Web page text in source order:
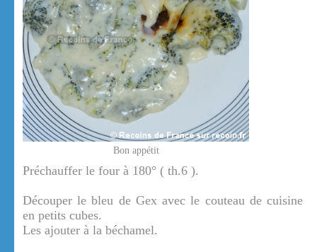
Bon appétit
Préchauffer le four à 180° ( th.6 ).
Découper le bleu de Gex avec le couteau de cuisine
en petits cubes.
Les ajouter à la béchamel.